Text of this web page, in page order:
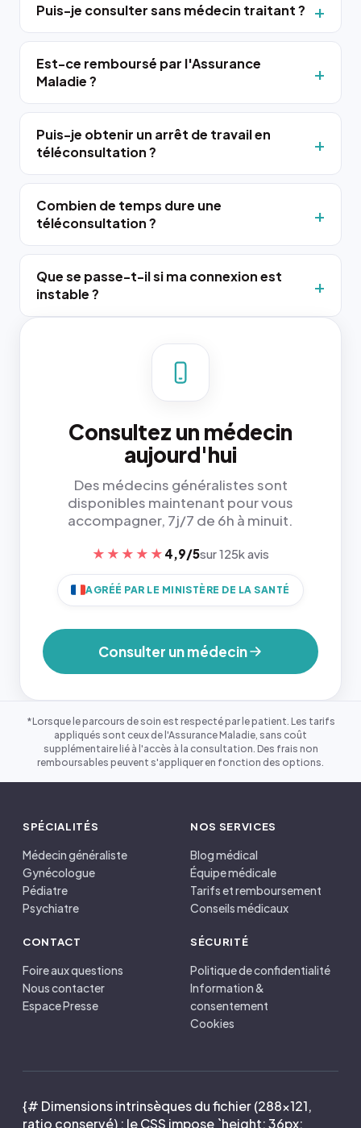
Puis-je consulter sans médecin traitant ?
Est-ce remboursé par l'Assurance
Maladie ?
Puis-je obtenir un arrêt de travail en
téléconsultation ?
Combien de temps dure une
téléconsultation ?
Que se passe-t-il si ma connexion est
instable ?
Consultez un médecin
aujourd'hui
Des médecins généralistes sont
disponibles maintenant pour vous
accompagner, 7j/7 de 6h à minuit.
★★★★★ 4,9/5sur 125k avis
AGRÉÉ PAR LE MINISTÈRE DE LA SANTÉ
Consulter un médecin
*Lorsque le parcours de soin est respecté par le patient. Les tarifs
appliqués sont ceux de l'Assurance Maladie, sans coût
supplémentaire lié à l'accès à la consultation. Des frais non
remboursables peuvent s'appliquer en fonction des options.
SPÉCIALITÉS
Médecin généraliste
Gynécologue
Pédiatre
Psychiatre
NOS SERVICES
Blog médical
Équipe médicale
Tarifs et remboursement
Conseils médicaux
CONTACT
Foire aux questions
Nous contacter
Espace Presse
SÉCURITÉ
Politique de confidentialité
Information &
consentement
Cookies
{# Dimensions intrinsèques du fichier (288×121,
ratio conservé) : le CSS impose `height: 36px;